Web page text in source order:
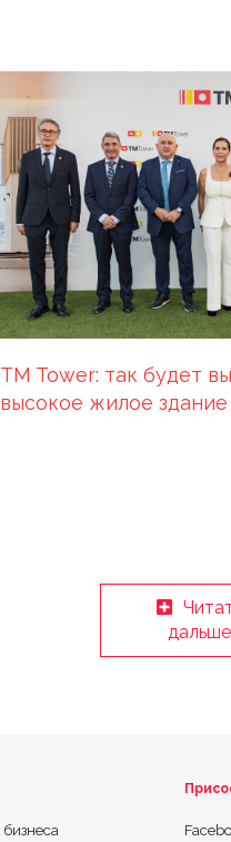
TM Tower: так будет
высокое жилое
дальше